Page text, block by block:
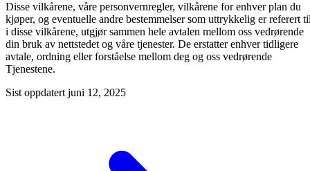
Disse vilkårene, våre personvernregler, vilkårene for enhver plan du
kjøper, og eventuelle andre bestemmelser som uttrykkelig er referert
i disse vilkårene, utgjør sammen hele avtalen mellom oss vedrørende
din bruk av nettstedet og våre tjenester. De erstatter enhver tidligere
avtale, ordning eller forståelse mellom deg og oss vedrørende
Tjenestene.
Sist oppdatert juni 12, 2025